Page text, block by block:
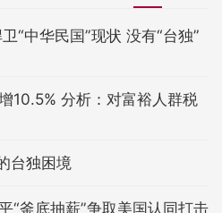
“中华民国”现状 没有“台独”
10.5% 分析：对富裕人群税
台独困境
“釜底抽薪”争取美国认同打击